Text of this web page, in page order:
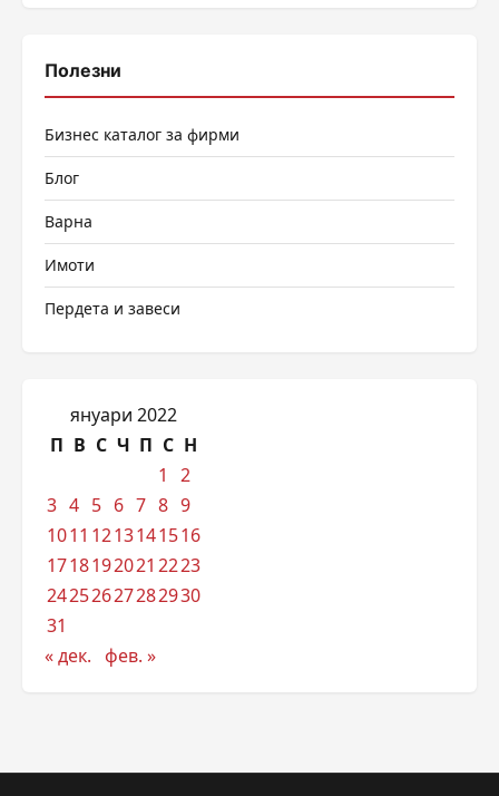
Полезни
Бизнес каталог за фирми
Блог
Варна
Имоти
Пердета и завеси
януари 2022
П В С Ч П С Н
1
2
3 4 5 6 7 8 9
1011 1213141516
1718192021 2223
24252627282930
31
« дек. фев. »